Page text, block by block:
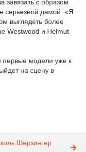
завязать с образом
серьезной дамой: «Я
выглядеть более
Westwood и Helmut
первые модели уже к
на сцену в
Шерзингер